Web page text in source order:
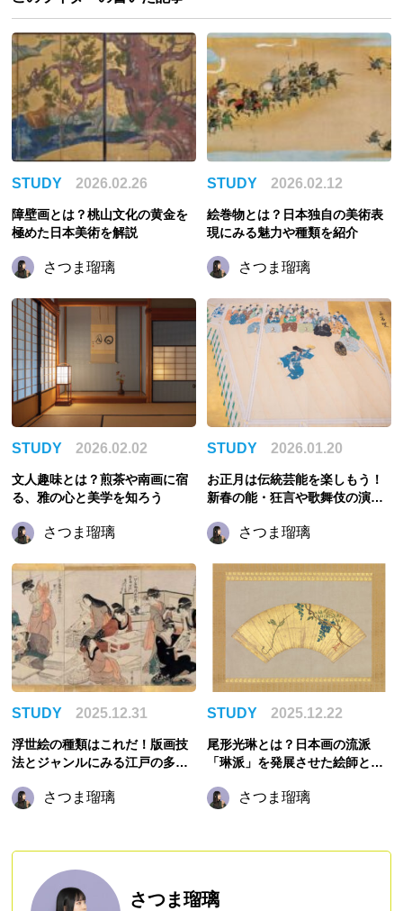
STUDY 2026.02.26
障壁画とは？桃山文化の黄金を
極めた日本美術を解説
さつま瑠璃
STUDY 2026.02.12
絵巻物とは？日本独自の美術表
現にみる魅力や種類を紹介
さつま瑠璃
STUDY 2026.02.02
文人趣味とは？煎茶や南画に宿
る、雅の心と美学を知ろう
さつま瑠璃
STUDY 2026.01.20
お正月は伝統芸能を楽しもう！
新春の能・狂言や歌舞伎の演目
さつま瑠璃
STUDY 2025.12.31
浮世絵の種類はこれだ！版画技
法とジャンルにみる江戸の多様
さつま瑠璃
STUDY 2025.12.22
尾形光琳とは？日本画の流派
「琳派」を発展させた絵師と代
さつま瑠璃
さつま瑠璃